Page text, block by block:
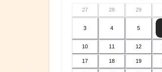
27 28 29
3 4 5
10 11 12
17 18 19